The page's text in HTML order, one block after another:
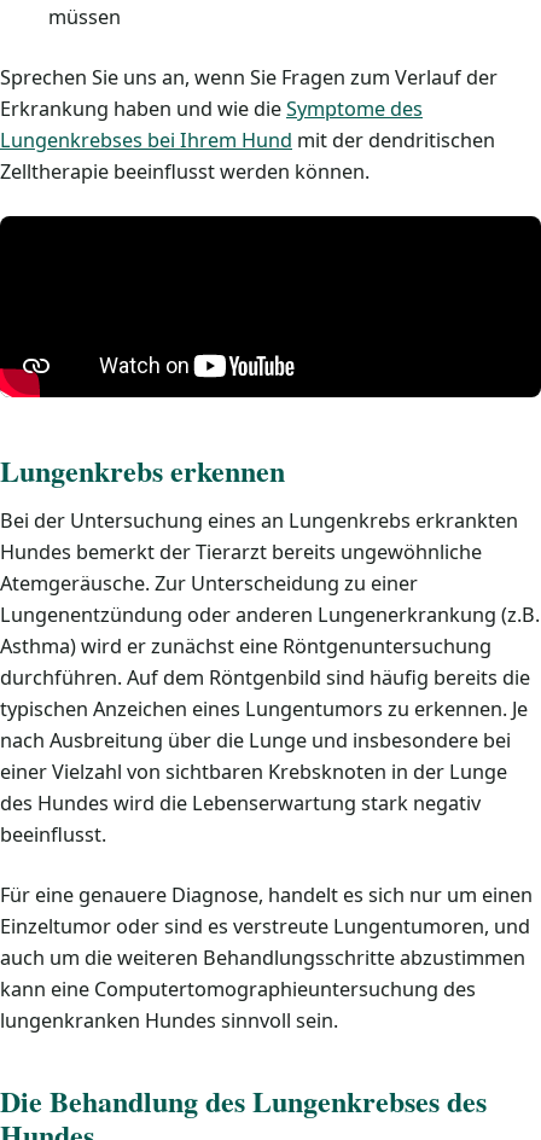
müssen
Sprechen Sie uns an, wenn Sie Fragen zum Verlauf der
Erkrankung haben und wie dieSymptome des
Lungenkrebses bei Ihrem Hund mit der dendritischen
Zelltherapie beeinflusst werden können.
Lungenkrebs erkennen
Bei der Untersuchung eines an Lungenkrebs erkrankten
Hundes bemerkt der Tierarzt bereits ungewöhnliche
Atemgeräusche. Zur Unterscheidung zu einer
Lungenentzündung oder anderen Lungenerkrankung (z.B.
Asthma) wird er zunächst eine Röntgenuntersuchung
durchführen. Auf dem Röntgenbild sind häufig bereits die
typischen Anzeichen eines Lungentumors zu erkennen. Je
nach Ausbreitung über die Lunge und insbesondere bei
einer Vielzahl von sichtbaren Krebsknoten in der Lunge
des Hundes wird die Lebenserwartung stark negativ
beeinflusst.
Für eine genauere Diagnose, handelt es sich nur um einen
Einzeltumor oder sind es verstreute Lungentumoren, und
auch um die weiteren Behandlungsschritte abzustimmen
kann eine Computertomographieuntersuchung des
lungenkranken Hundes sinnvoll sein.
Die Behandlung des Lungenkrebses des